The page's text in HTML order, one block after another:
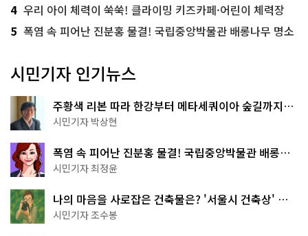
4 우리 아이 체력이 쑥쑥! 클라이밍 키즈카페·어린이 체력장
5 폭염 속 피어난 진분홍 물결! 국립중앙박물관 배롱나무 명소
시민기자 인기뉴스
주황색 리본 따라 한강부터 메타세쿼이아 숲길까지…
서울둘레길 15코스
시민기자 박상현
폭염 속 피어난 진분홍 물결! 국립중앙박물관 배롱나
무 명소
시민기자 최정윤
나의 마음을 사로잡은 건축물은? '서울시 건축상' 수
상작 공개!
시민기자 조수봉